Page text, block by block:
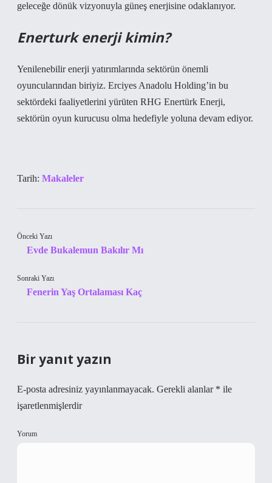
geleceğe dönük vizyonuyla güneş enerjisine odaklanıyor.
Enerturk enerji kimin?
Yenilenebilir enerji yatırımlarında sektörün önemli
oyuncularından biriyiz. Erciyes Anadolu Holding’in bu
sektördeki faaliyetlerini yürüten RHG Enertürk Enerji,
sektörün oyun kurucusu olma hedefiyle yoluna devam ediyor.
Tarih: Makaleler
Önceki Yazı
Evde Bukalemun Bakılır Mı
Sonraki Yazı
Fenerin Yaş Ortalaması Kaç
Bir yanıt yazın
E-posta adresiniz yayınlanmayacak. Gerekli alanlar * ile
işaretlenmişlerdir
Yorum